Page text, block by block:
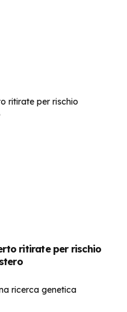
ritirate per rischio